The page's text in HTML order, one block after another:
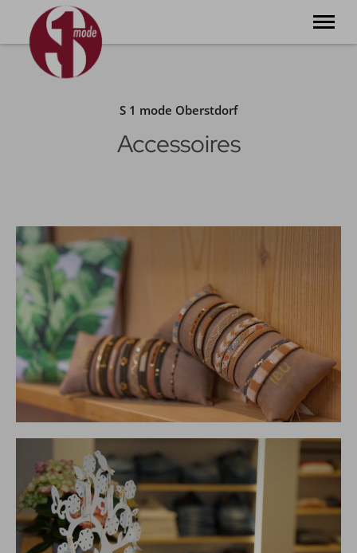
klein. fein. lässig. Unser Laden in der Schrofengasse 1 in
S 1 kontakt
Tel.+49 8322 800 555
S 1 mode Oberstdorf
Accessoires